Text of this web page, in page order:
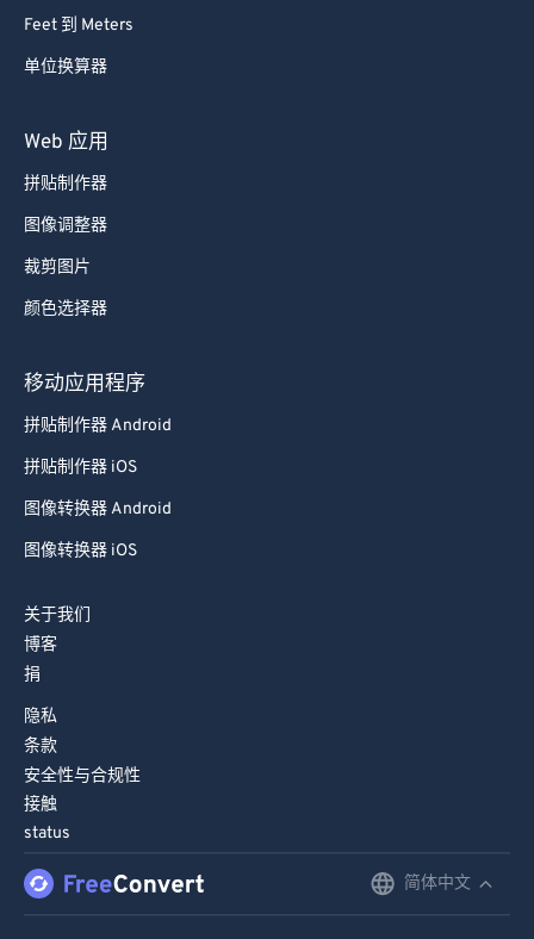
Feet 到 Meters
单位换算器
Web 应用
拼贴制作器
图像调整器
裁剪图片
颜色选择器
移动应用程序
拼贴制作器 Android
拼贴制作器 iOS
图像转换器 Android
图像转换器 iOS
关于我们
博客
捐
隐私
条款
安全性与合规性
接触
status
简体中文